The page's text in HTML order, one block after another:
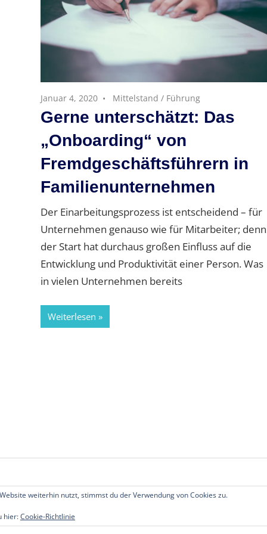
Januar 4, 2020 Mittelstand / Führung
Gerne unterschätzt: Das
„Onboarding“​ von
Fremdgeschäftsführern in
Familienunternehmen
Der Einarbeitungsprozess ist entscheidend – für
Unternehmen genauso wie für Mitarbeiter; denn
der Start hat durchaus großen Einfluss auf die
Entwicklung und Produktivität einer Person. Was
in vielen Unternehmen bereits
Weiterlesen
vorbehalten.
weiterhin nutzt, stimmst du der Verwendung von Cookies zu.
hier:Cookie-Richtlinie